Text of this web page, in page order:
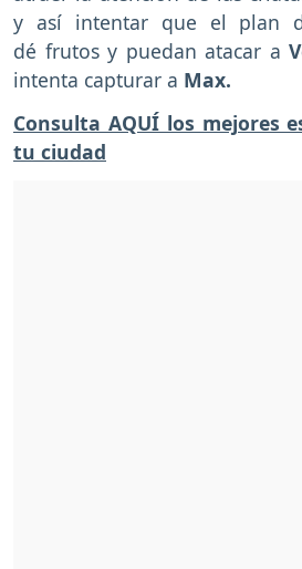
y así intentar que el plan
dé frutos y puedan atacar a
intenta capturar a Max.
Consulta AQUÍ los mejores
tu ciudad